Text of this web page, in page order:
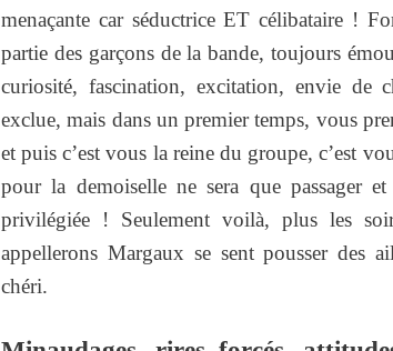
menaçante car séductrice ET célibataire !
partie des garçons de la bande, toujours
curiosité, fascination, excitation, envie de
exclue, mais dans un premier temps, vous
et puis c’est vous la reine du groupe, c’est
pour la demoiselle ne sera que passager
privilégiée ! Seulement voilà, plus les
appellerons Margaux se sent pousser des
chéri.